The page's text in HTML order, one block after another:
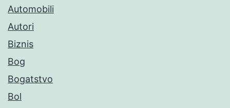
Automobili
Autori
Biznis
Bog
Bogatstvo
Bol